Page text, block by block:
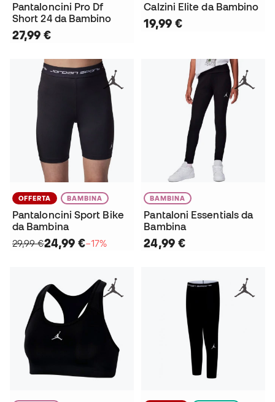
Pantaloncini Pro Df
Short 24 da Bambino
27,99 €
Calzini Elite da Bambino
19,99 €
OFFERTA BAMBINA
Pantaloncini Sport Bike
da Bambina
29,99 €24,99 €−17%
BAMBINA
Pantaloni Essentials da
Bambina
24,99 €